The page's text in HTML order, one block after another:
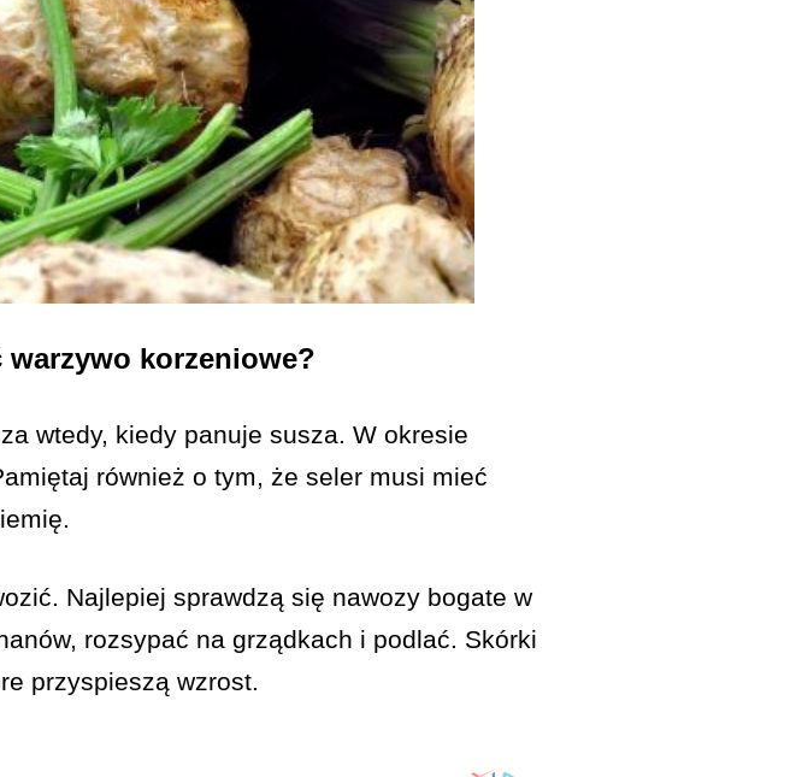
korzeniowe?
wtedy, kiedy panuje susza. W okresie
również o tym, że seler musi mieć
Najlepiej sprawdzą się nawozy bogate w
rozsypać na grządkach i podlać. Skórki
przyspieszą wzrost.